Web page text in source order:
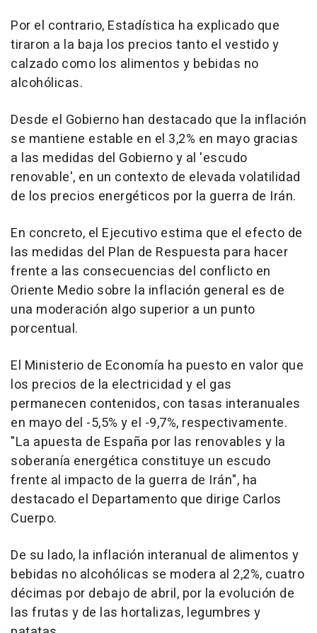
Por el contrario, Estadística ha explicado que
tiraron a la baja los precios tanto el vestido y
calzado como los alimentos y bebidas no
alcohólicas.
Desde el Gobierno han destacado que la inflación
se mantiene estable en el 3,2% en mayo gracias
a las medidas del Gobierno y al 'escudo
renovable', en un contexto de elevada volatilidad
de los precios energéticos por la guerra de Irán.
En concreto, el Ejecutivo estima que el efecto de
las medidas del Plan de Respuesta para hacer
frente a las consecuencias del conflicto en
Oriente Medio sobre la inflación general es de
una moderación algo superior a un punto
porcentual.
El Ministerio de Economía ha puesto en valor que
los precios de la electricidad y el gas
permanecen contenidos, con tasas interanuales
en mayo del -5,5% y el -9,7%, respectivamente.
"La apuesta de España por las renovables y la
soberanía energética constituye un escudo
frente al impacto de la guerra de Irán", ha
destacado el Departamento que dirige Carlos
Cuerpo.
De su lado, la inflación interanual de alimentos y
bebidas no alcohólicas se modera al 2,2%, cuatro
décimas por debajo de abril, por la evolución de
las frutas y de las hortalizas, legumbres y